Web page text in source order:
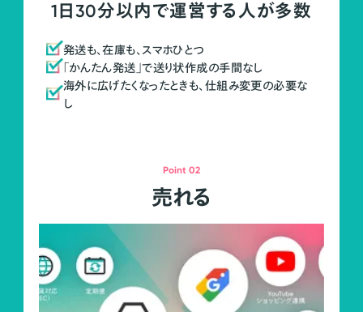
1日30分以内で運営する人が多数
発送も、在庫も、スマホひとつ
「かんたん発送」で送り状作成の手間なし
海外に広げたくなったときも、仕組み変更の必要な
し
Point 02
売れる